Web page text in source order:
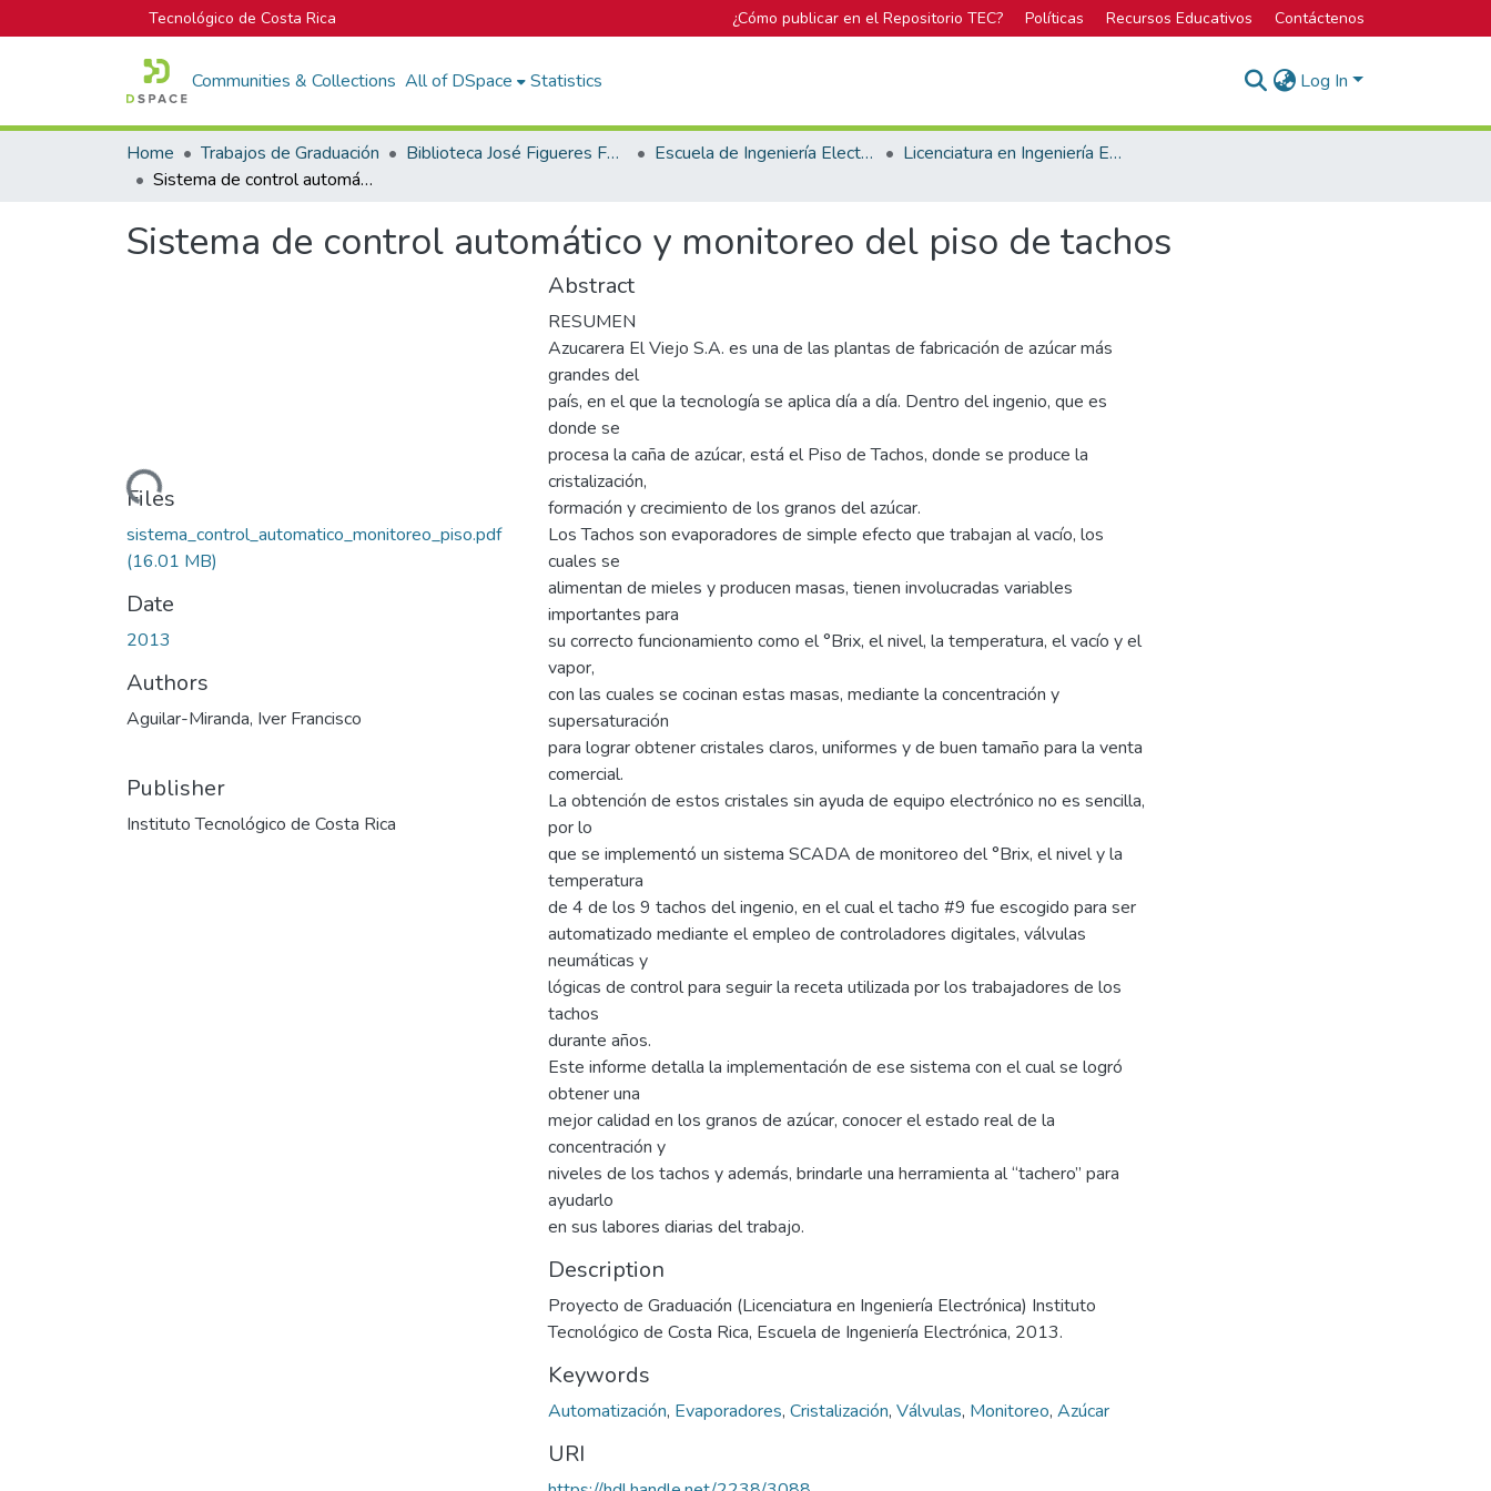
Tecnológico de Costa Rica ¿Cómo publicar en el Repositorio TEC? Políticas Recursos Educativos Contáctenos
Communities & Collections All of DSpace Statistics Log In
Home Trabajos de Graduación Biblioteca José Figueres Ferrer Escuela de Ingeniería Electrónica
Licenciatura en Ingeniería Electrónica
Sistema de control automático y monitoreo del piso de tachos
Sistema de control automático y monitoreo del piso de tachos
Loading...
Files
sistema_control_automatico_monitoreo_piso.pdf
(16.01 MB)
Date
2013
Authors
Aguilar-Miranda, Iver Francisco
Publisher
Instituto Tecnológico de Costa Rica
Abstract
RESUMEN
Azucarera El Viejo S.A. es una de las plantas de fabricación de azúcar más
grandes del
país, en el que la tecnología se aplica día a día. Dentro del ingenio, que es
donde se
procesa la caña de azúcar, está el Piso de Tachos, donde se produce la
cristalización,
formación y crecimiento de los granos del azúcar.
Los Tachos son evaporadores de simple efecto que trabajan al vacío, los
cuales se
alimentan de mieles y producen masas, tienen involucradas variables
importantes para
su correcto funcionamiento como el °Brix, el nivel, la temperatura, el vacío y el
vapor,
con las cuales se cocinan estas masas, mediante la concentración y
supersaturación
para lograr obtener cristales claros, uniformes y de buen tamaño para la venta
comercial.
La obtención de estos cristales sin ayuda de equipo electrónico no es sencilla,
por lo
que se implementó un sistema SCADA de monitoreo del °Brix, el nivel y la
temperatura
de 4 de los 9 tachos del ingenio, en el cual el tacho #9 fue escogido para ser
automatizado mediante el empleo de controladores digitales, válvulas
neumáticas y
lógicas de control para seguir la receta utilizada por los trabajadores de los
tachos
durante años.
Este informe detalla la implementación de ese sistema con el cual se logró
obtener una
mejor calidad en los granos de azúcar, conocer el estado real de la
concentración y
niveles de los tachos y además, brindarle una herramienta al “tachero” para
ayudarlo
en sus labores diarias del trabajo.
Description
Proyecto de Graduación (Licenciatura en Ingeniería Electrónica) Instituto
Tecnológico de Costa Rica, Escuela de Ingeniería Electrónica, 2013.
Keywords
Automatización, Evaporadores, Cristalización, Válvulas, Monitoreo, Azúcar
URI